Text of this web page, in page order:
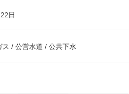
日
ス / 公営水道 / 公共下水